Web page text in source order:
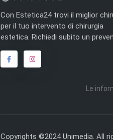
Con Estetica24 trovi il miglior
per il tuo intervento di chirurgia
estetica. Richiedi subito un
Le
Copyrights ©2024 Unimedia. All